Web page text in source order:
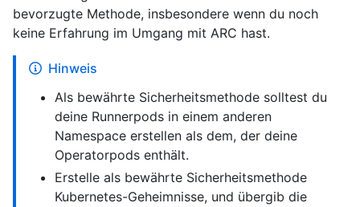
bevorzugte Methode, insbesondere wenn du noch
keine Erfahrung im Umgang mit ARC hast.
Hinweis
Als bewährte Sicherheitsmethode solltest du
deine Runnerpods in einem anderen
Namespace erstellen als dem, der deine
Operatorpods enthält.
Erstelle als bewährte Sicherheitsmethode
Kubernetes-Geheimnisse, und übergib die